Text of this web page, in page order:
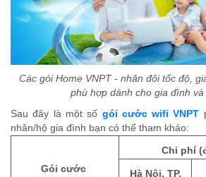
Các gói Home VNPT - nhân đôi tốc độ,
phù hợp dành cho gia đình và
Sau đây là một số gói cước wifi VNPT
nhân/hộ gia đình bạn có thể tham khảo:
Gói cước
Chi phí
Hà Nội, TP.